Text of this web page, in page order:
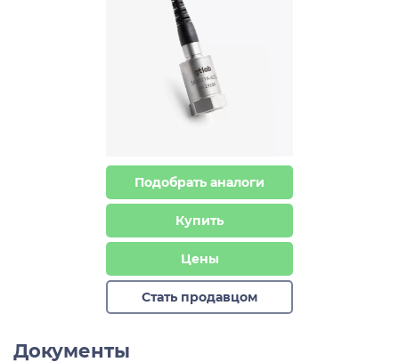
Подобрать аналоги
Купить
Цены
Стать продавцом
Документы